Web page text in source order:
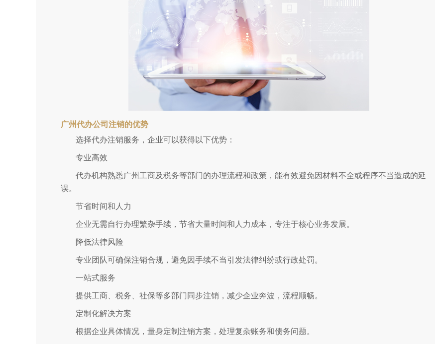
广州代办公司注销的优势
选择代办注销服务，企业可以获得以下优势：
专业高效
代办机构熟悉广州工商及税务等部门的办理流程和政策，能有效避免因材料不全或程序不当造成的延
误。
节省时间和人力
企业无需自行办理繁杂手续，节省大量时间和人力成本，专注于核心业务发展。
降低法律风险
专业团队可确保注销合规，避免因手续不当引发法律纠纷或行政处罚。
一站式服务
提供工商、税务、社保等多部门同步注销，减少企业奔波，流程顺畅。
定制化解决方案
根据企业具体情况，量身定制注销方案，处理复杂账务和债务问题。